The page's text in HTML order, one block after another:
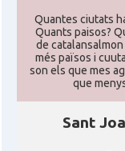
Quantes ciutats
Quants paisos?
de
més països i
son els que mes
que
Sant